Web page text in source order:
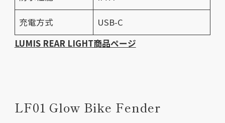
充電方式
USB-C
LUMIS REAR LIGHT商品ページ
LF01 Glow Bike Fender